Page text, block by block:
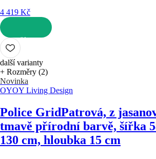
4 419 Kč
DO KOŠÍKU
další varianty
+ Rozměry (2)
Novinka
OYOY Living Design
Police GridPatrová, z
tmavě přírodní barvě, šířka
130 cm, hloubka 15 cm